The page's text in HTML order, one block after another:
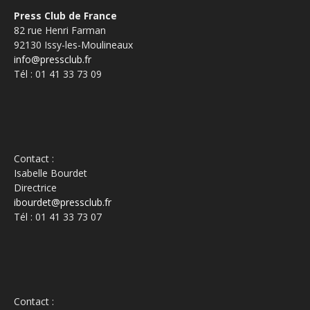
Press Club de France
82 rue Henri Farman
92130 Issy-les-Moulineaux
info@pressclub.fr
Tél : 01 41 33 73 09
Contact :
Isabelle Bourdet
Directrice
ibourdet@pressclub.fr
Tél : 01 41 33 73 07
Contact :